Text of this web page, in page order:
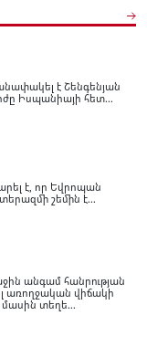
է Շենգենյան
Իսպանիայի հետ...
է, որ Եվրոպան
շեմին է...
անգամ հանրության
առողջական վիճակի
տեղե...